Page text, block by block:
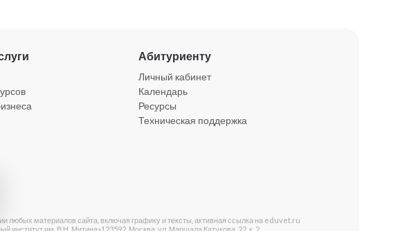
Абитуриенту
Личный кабинет
Календарь
Ресурсы
Техническая поддержка
материалов сайта, включая графику и тексты, активная ссылка на eduvet.ru
институт им. В.Н. Митина»123592, Москва, ул. Маршала Катукова, 22, к. 2